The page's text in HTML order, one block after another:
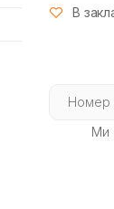
В
Ми